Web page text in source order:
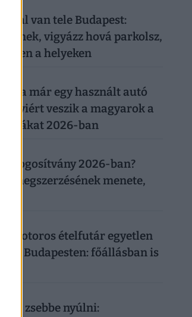
van tele Budapest:
vigyázz hová parkolsz,
a helyeken
ma már egy használt autó
veszik a magyarok a
fajtákat 2026-ban
a jogosítvány 2026-ban?
megszerzésének menete,
motoros ételfutár egyetlen
Budapesten: főállásban is
a zsebbe nyúlni: